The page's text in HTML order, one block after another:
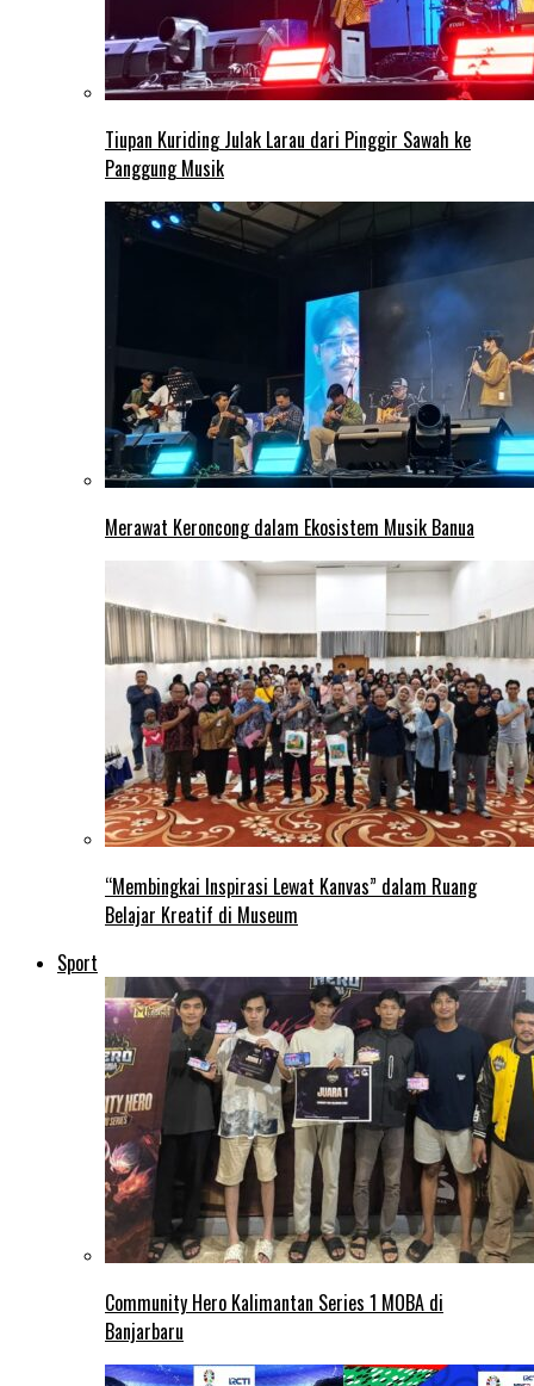
Tiupan Kuriding Julak Larau dari Pinggir Sawah ke
Panggung Musik
Merawat Keroncong dalam Ekosistem Musik Banua
“Membingkai Inspirasi Lewat Kanvas” dalam Ruang
Belajar Kreatif di Museum
Sport
Community Hero Kalimantan Series 1 MOBA di
Banjarbaru